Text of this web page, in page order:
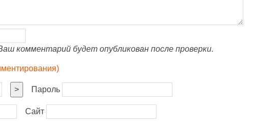
комментарий будет опубликован после проверки.
> Пароль
Сайт